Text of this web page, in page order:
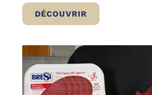
DÉCOUVRIR
QUE MANGER À LA